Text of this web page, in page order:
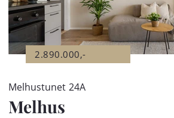
2.890.000,-
Melhustunet 24A
Melhus